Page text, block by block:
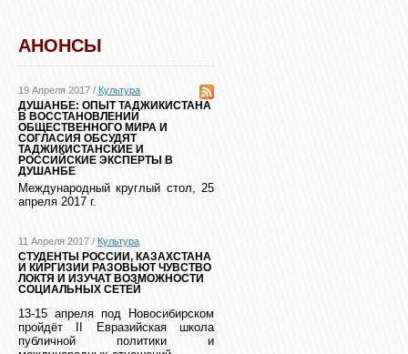
АНОНСЫ
19 Апреля 2017 / Культура
ДУШАНБЕ: ОПЫТ ТАДЖИКИСТАНА
В ВОССТАНОВЛЕНИИ
ОБЩЕСТВЕННОГО МИРА И
СОГЛАСИЯ ОБСУДЯТ
ТАДЖИКИСТАНСКИЕ И
РОССИЙСКИЕ ЭКСПЕРТЫ В
ДУШАНБЕ
Международный круглый стол, 25
апреля 2017 г.
11 Апреля 2017 / Культура
СТУДЕНТЫ РОССИИ, КАЗАХСТАНА
И КИРГИЗИИ РАЗОВЬЮТ ЧУВСТВО
ЛОКТЯ И ИЗУЧАТ ВОЗМОЖНОСТИ
СОЦИАЛЬНЫХ СЕТЕЙ
13-15 апреля под Новосибирском
пройдёт II Евразийская школа
публичной политики и